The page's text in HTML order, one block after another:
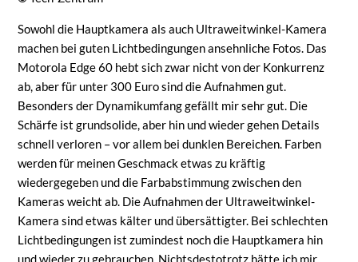
Sowohl die Hauptkamera als auch Ultraweitwinkel-Kamera
machen bei guten Lichtbedingungen ansehnliche Fotos. Das
Motorola Edge 60 hebt sich zwar nicht von der Konkurrenz
ab, aber für unter 300 Euro sind die Aufnahmen gut.
Besonders der Dynamikumfang gefällt mir sehr gut. Die
Schärfe ist grundsolide, aber hin und wieder gehen Details
schnell verloren – vor allem bei dunklen Bereichen. Farben
werden für meinen Geschmack etwas zu kräftig
wiedergegeben und die Farbabstimmung zwischen den
Kameras weicht ab. Die Aufnahmen der Ultraweitwinkel-
Kamera sind etwas kälter und übersättigter. Bei schlechten
Lichtbedingungen ist zumindest noch die Hauptkamera hin
und wieder zu gebrauchen. Nichtsdestotrotz hätte ich mir